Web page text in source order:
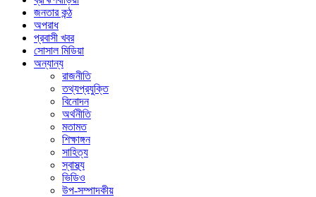
জনতার কন্ঠ
অপরাধ
প্রবাসী খবর
সোসাল মিডিয়া
অন্যান্য
রাজনীতি
তথ্যপ্রযুক্তি
বিনোদন
অর্থনীতি
মতামত
শিক্ষাঙ্গন
সাহিত্য
স্বাস্থ্য
ভিডিও
উপ-সম্পাদকীয়